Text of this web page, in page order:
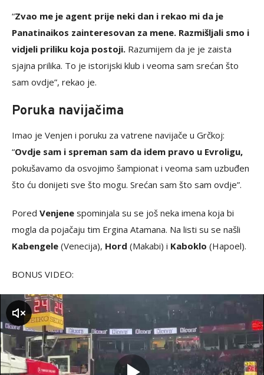
“Zvao me je agent prije neki dan i rekao mi da je
Panatinaikos zainteresovan za mene. Razmišljali smo i
vidjeli priliku koja postoji. Razumijem da je je zaista
sjajna prilika. To je istorijski klub i veoma sam srećan što
sam ovdje”, rekao je.
Poruka navijačima
Imao je Venjen i poruku za vatrene navijače u Grčkoj:
“Ovdje sam i spreman sam da idem pravo u Evroligu,
pokušavamo da osvojimo šampionat i veoma sam uzbuđen
što ću donijeti sve što mogu. Srećan sam što sam ovdje”.
Pored Venjene spominjala su se još neka imena koja bi
mogla da pojačaju tim Ergina Atamana. Na listi su se našli
Kabengele (Venecija), Hord (Makabi) i Kaboklo (Hapoel).
BONUS VIDEO: